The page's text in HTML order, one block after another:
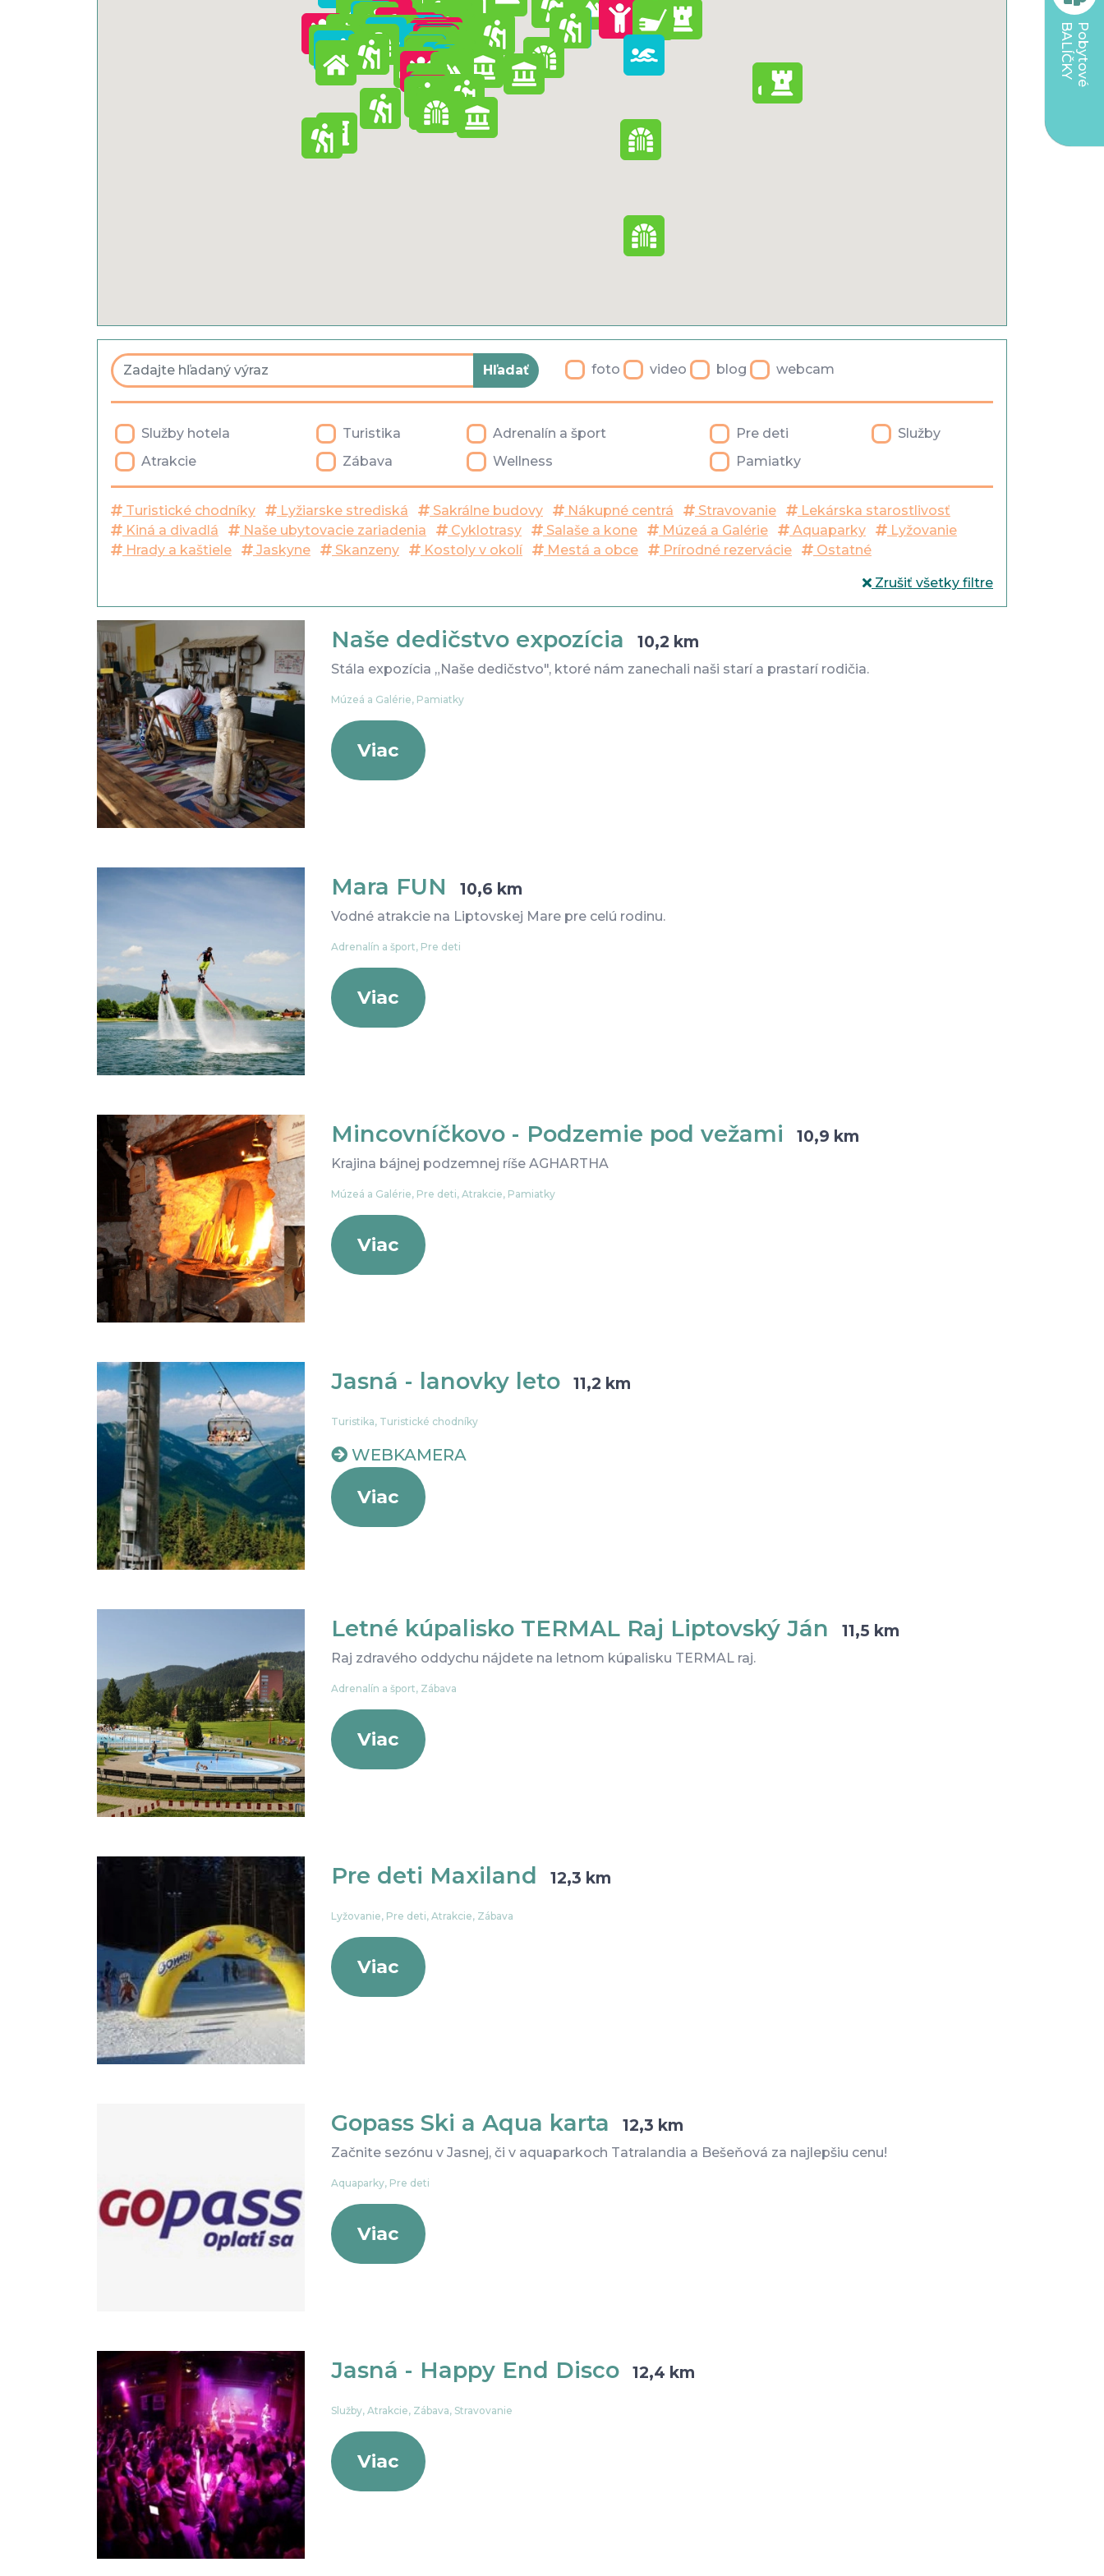
Pobytové
BALÍČKY
foto video blog webcam
Služby hotela Turistika Adrenalín a šport Pre deti
Služby
Atrakcie
Zábava Wellness Pamiatky
Turistické chodníky Lyžiarske strediská Sakrálne budovy Nákupné centrá Stravovanie
Lekárska starostlivosť
Kiná a divadlá
Naše ubytovacie zariadenia Cyklotrasy Salaše a kone Múzeá a Galérie Aquaparky
Lyžovanie
Hrady a kaštiele
Jaskyne Skanzeny Kostoly v okolí Mestá a obce Prírodné rezervácie Ostatné
Zrušiť všetky filtre
Naše dedičstvo expozícia 10,2 km
Stála expozícia „Naše dedičstvo", ktoré nám zanechali naši starí a prastarí rodičia.
Múzeá a Galérie, Pamiatky
Viac
Mara FUN 10,6 km
Vodné atrakcie na Liptovskej Mare pre celú rodinu.
Adrenalín a šport, Pre deti
Viac
Mincovníčkovo - Podzemie pod vežami 10,9 km
Krajina bájnej podzemnej ríše AGHARTHA
Múzeá a Galérie, Pre deti, Atrakcie, Pamiatky
Viac
Jasná - lanovky leto 11,2 km
Turistika, Turistické chodníky
WEBKAMERA
Viac
Letné kúpalisko TERMAL Raj Liptovský Ján 11,5 km
Raj zdravého oddychu nájdete na letnom kúpalisku TERMAL raj.
Adrenalín a šport, Zábava
Viac
Pre deti Maxiland 12,3 km
Lyžovanie, Pre deti, Atrakcie, Zábava
Viac
Gopass Ski a Aqua karta 12,3 km
Začnite sezónu v Jasnej, či v aquaparkoch Tatralandia a Bešeňová za najlepšiu cenu!
Aquaparky, Pre deti
Viac
Jasná - Happy End Disco 12,4 km
Služby, Atrakcie, Zábava, Stravovanie
Viac